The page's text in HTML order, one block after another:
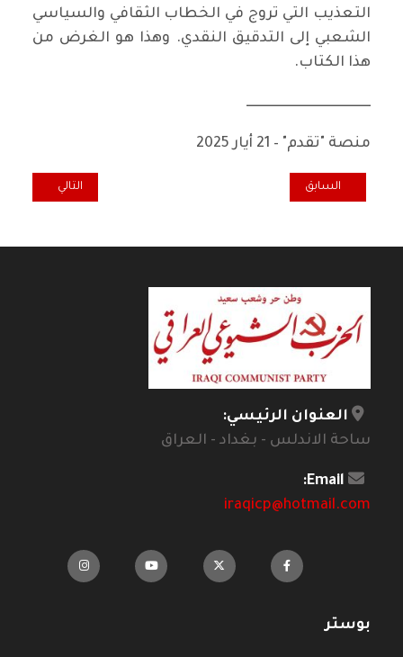
التعذيب التي تروج في الخطاب الثقافي والسياسي
الشعبي إلى التدقيق النقدي. وهذا هو الغرض من
هذا الكتاب.
ــــــــــــــــــــــــــــــــــــــــــــــ
منصة "تقدم" – 21 أيار 2025
المقال السابق: ترامب.. ما أسرع انتقاله من المهزلة إلى المأساة / أليكسي
السابق المقال التالي:
التالي
العنوان الرئيسي:
ساحة الاندلس - بغداد - العراق
Email:
iraqicp@hotmail.com
بوستر